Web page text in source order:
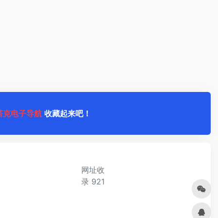
克电子导航 收藏起来吧！
网址收
录 921